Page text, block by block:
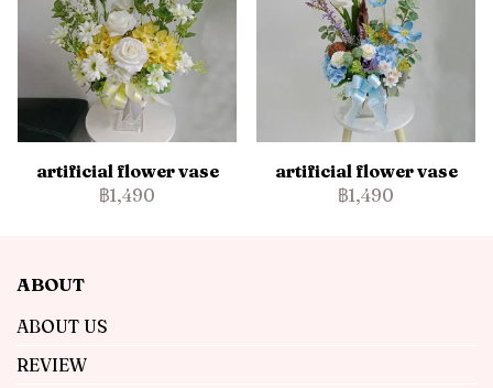
artificial flower vase
฿1,490
artificial flower vase
฿1,490
ABOUT
ABOUT US
REVIEW